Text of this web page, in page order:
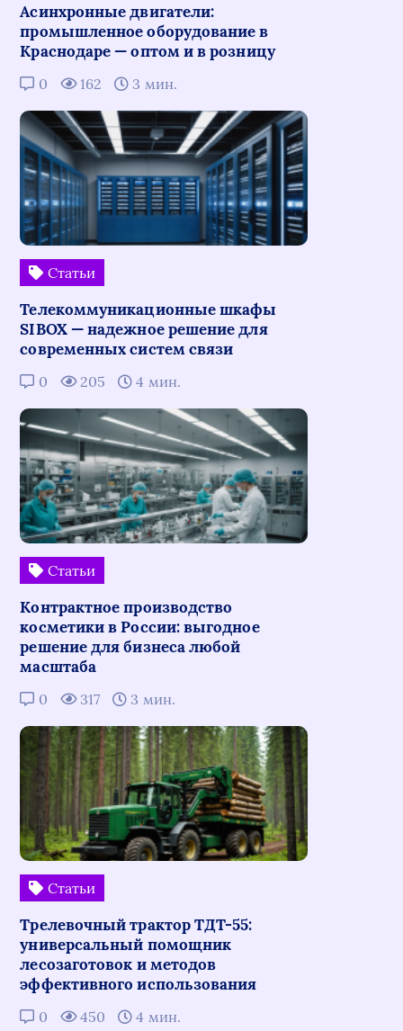
Асинхронные двигатели:
промышленное оборудование в
Краснодаре — оптом и в розницу
0 162 3 мин.
Статьи
Телекоммуникационные шкафы
SIBOX — надежное решение для
современных систем связи
0 205 4 мин.
Статьи
Контрактное производство
косметики в России: выгодное
решение для бизнеса любой
масштаба
0 317 3 мин.
Статьи
Трелевочный трактор ТДТ-55:
универсальный помощник
лесозаготовок и методов
эффективного использования
0 450 4 мин.